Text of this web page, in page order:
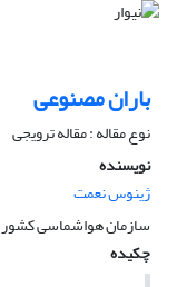
باران مصنوعی
نوع مقاله : مقاله ترویجی
نویسنده
ژینوس نعمت
سازمان هواشماسی کشور
چکیده